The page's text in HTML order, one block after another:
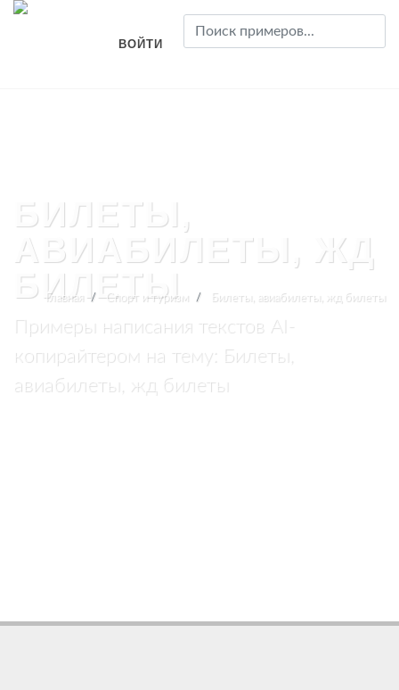
ВОЙТИ
БИЛЕТЫ,
АВИАБИЛЕТЫ, ЖД
БИЛЕТЫ
Примеры написания текстов AI-
копирайтером на тему: Билеты,
авиабилеты, жд билеты
Главная Спорт и туризм Билеты, авиабилеты, жд билеты